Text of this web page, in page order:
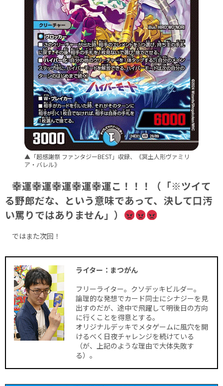
▲「超感謝祭 ファンタジーBEST」収録、《冥土人形ヴァミリ
ア・バレル》
幸運幸運幸運幸運幸運こ！！！（「※ツイて
る野郎だな、という意味であって、決して口汚
い罵りではありません」）
ではまた次回！
ライター：まつがん
フリーライター。クソデッキビルダー。
論理的な発想でカード同士にシナジーを見
出すのだが、途中で飛躍して明後日の方向
に行くことを得意とする。
オリジナルデッキでメタゲームに風穴を開
けるべく日夜チャレンジを続けている
（が、上記のような理由で大体失敗す
る）。